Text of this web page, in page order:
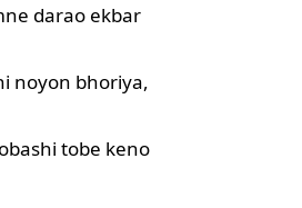
darao ekbar
noyon bhoriya,
tobe keno